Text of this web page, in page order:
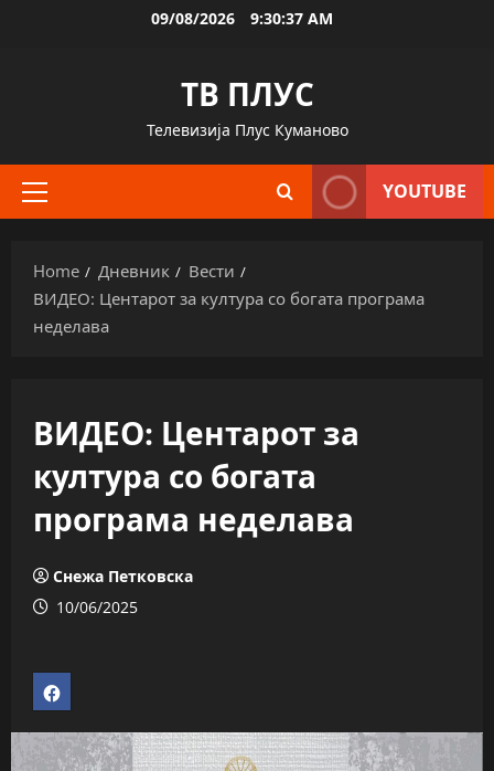
09/08/2026 9:30:37 AM
ТВ ПЛУС
Телевизија Плус Куманово
Primary
YOUTUBE
Home Дневник
Вести
ВИДЕО: Центарот за култура со богата програма
неделава
ВИДЕО: Центарот за
култура со богата
програма неделава
Снежа Петковска
10/06/2025